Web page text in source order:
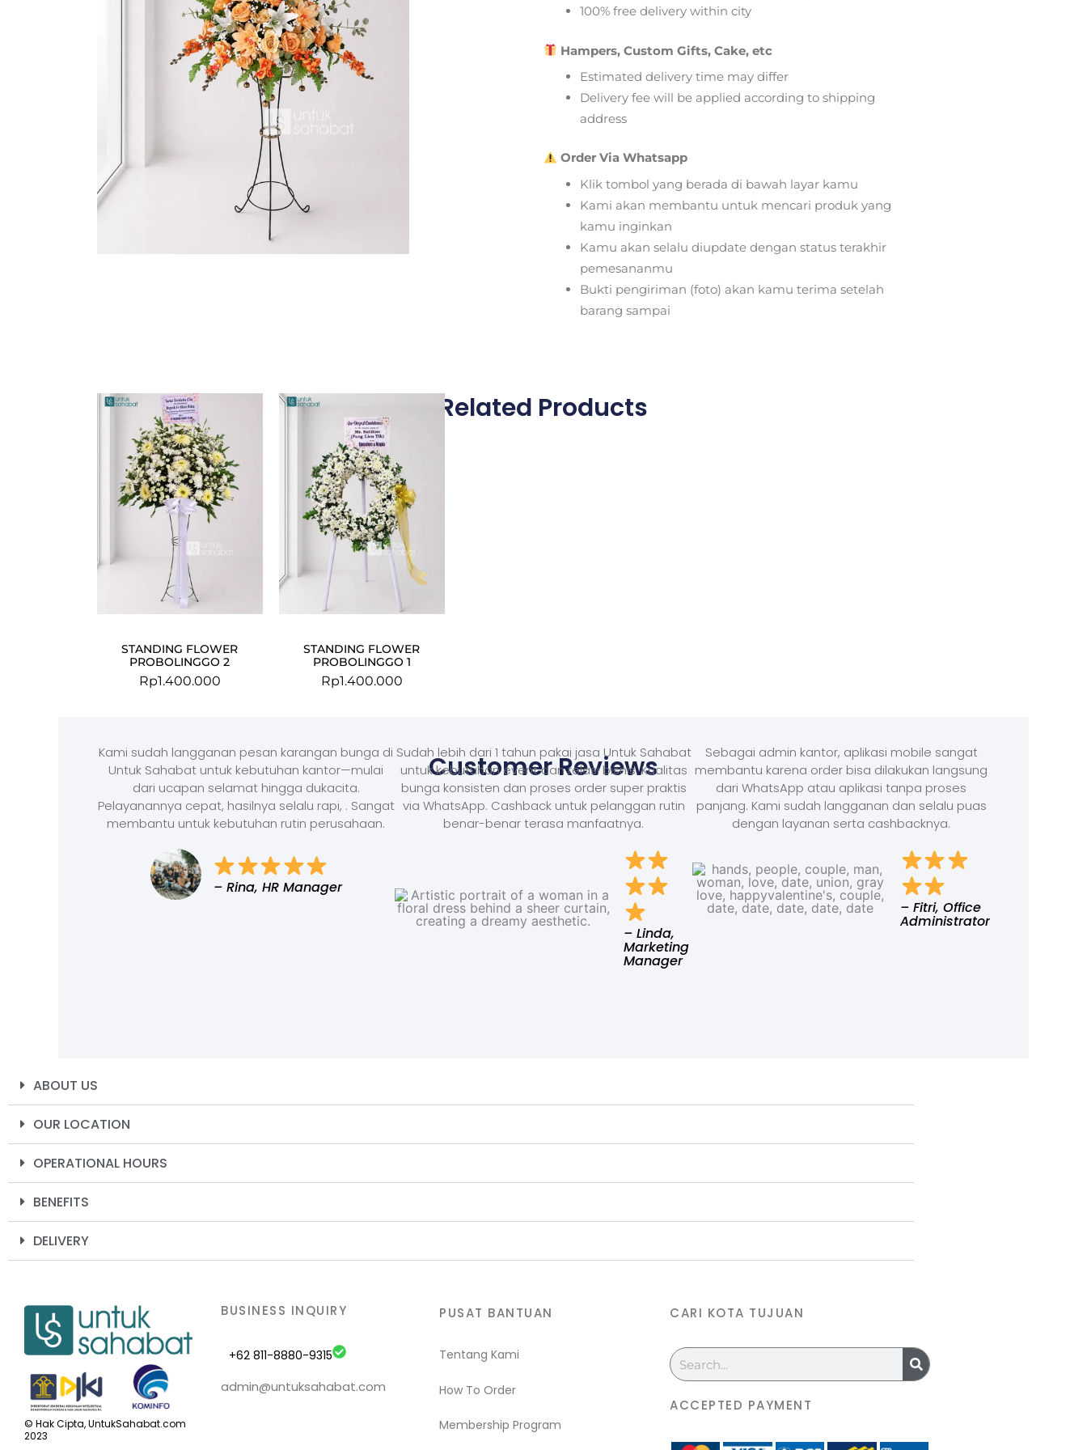
100% free delivery within city
Hampers, Custom Gifts, Cake, etc
Estimated delivery time may differ
Delivery fee will be applied according to shipping
address
Order Via Whatsapp
Klik tombol yang berada di bawah layar kamu
Kami akan membantu untuk mencari produk yang
kamu inginkan
Kamu akan selalu diupdate dengan status terakhir
pemesananmu
Bukti pengiriman (foto) akan kamu terima setelah
barang sampai
Related Products
STANDING FLOWER
PROBOLINGGO 2
Rp1.400.000
STANDING FLOWER
PROBOLINGGO 1
Rp1.400.000
Customer Reviews
Kami sudah langganan pesan karangan bunga di
Untuk Sahabat untuk kebutuhan kantor—mulai
dari ucapan selamat hingga dukacita.
Pelayanannya cepat, hasilnya selalu rapi, . Sangat
membantu untuk kebutuhan rutin perusahaan.
– Rina, HR Manager
Sudah lebih dari 1 tahun pakai jasa Untuk Sahabat
untuk kebutuhan event dan relasi bisnis. Kualitas
bunga konsisten dan proses order super praktis
via WhatsApp. Cashback untuk pelanggan rutin
benar-benar terasa manfaatnya.
– Linda,
Marketing
Manager
Sebagai admin kantor, aplikasi mobile sangat
membantu karena order bisa dilakukan langsung
dari WhatsApp atau aplikasi tanpa proses
panjang. Kami sudah langganan dan selalu puas
dengan layanan serta cashbacknya.
– Fitri, Office
Administrator
ABOUT US
OUR LOCATION
OPERATIONAL HOURS
BENEFITS
DELIVERY
© Hak Cipta, UntukSahabat.com
2023
BUSINESS INQUIRY
+62 811-8880-9315
admin@untuksahabat.com
PUSAT BANTUAN
Tentang Kami
How To Order
Membership Program
CARI KOTA TUJUAN
Search
ACCEPTED PAYMENT